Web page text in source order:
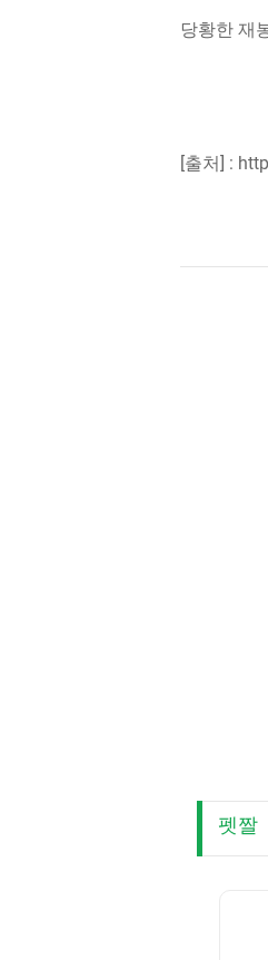
당황한 재
[출처] :
펫짤